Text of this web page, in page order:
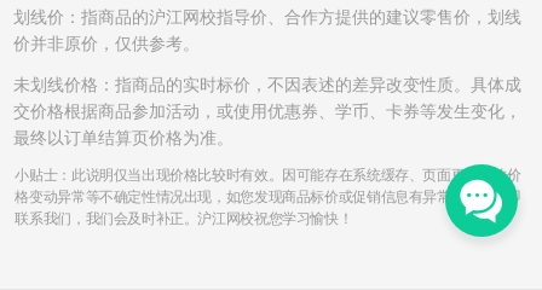
（2）如产生课程换班，开通课程时使用消耗的学习卡/优惠券将
不能再次使用，亦不能在置换的班级中进行抵扣课程费用。
（3）开通的课程只有一次换班机会，已申请并成功更换的课程不
再接受换班申请。另外，成功换班后的课程，不再享有申请退班
的权利。例如A课程-->B课程，B课程不能再次申请更换和退班。
（4）更换课程中，若申请由课程费用低的班级换至为课程费用高
的班级，根据学员的需要申请，沪江可提供差额部分费用对应的
的发票；若换班申请是从课程费用高的班级换至课程费用低的班
划线价：指商品的沪江网校指导价、合作方提供的建议零售价，划线
价并非原价，仅供参考。
未划线价格：指商品的实时标价，不因表述的差异改变性质。具体成
交价格根据商品参加活动，或使用优惠券、学币、卡券等发生变化，
最终以订单结算页价格为准。
小贴士：此说明仅当出现价格比较时有效。因可能存在系统缓存、页面更新导致价
格变动异常等不确定性情况出现，如您发现商品标价或促销信息有异常，请您立即
联系我们，我们会及时补正。沪江网校祝您学习愉快！